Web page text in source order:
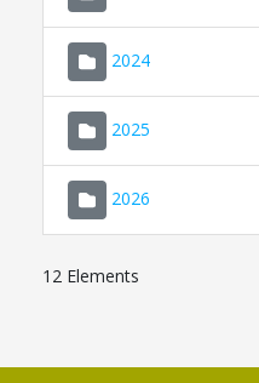
2024
2025
2026
12 Elements